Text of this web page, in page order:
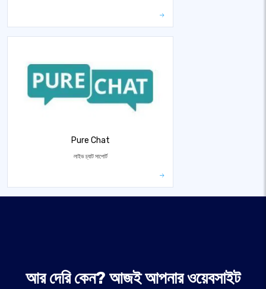
Pure Chat
লাইভ চ্যাট সাপোর্ট
আর দেরি কেন? আজই আপনার ওয়েবসাইট